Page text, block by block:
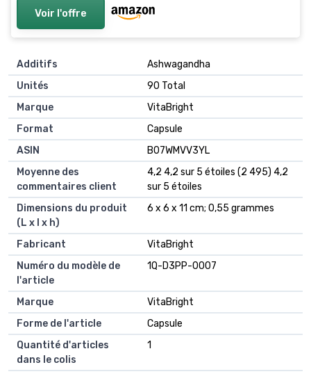
Voir l'offre
Additifs
‎Ashwagandha
Unités
‎90 Total
Marque
‎VitaBright
Format
‎Capsule
ASIN
B07WMVV3YL
Moyenne des
commentaires client
4,2 4,2 sur 5 étoiles (2 495) 4,2
sur 5 étoiles
Dimensions du produit
(L x l x h)
6 x 6 x 11 cm; 0,55 grammes
Fabricant
VitaBright
Numéro du modèle de
l'article
1Q-D3PP-0007
Marque
VitaBright
Forme de l'article
Capsule
Quantité d'articles
dans le colis
1